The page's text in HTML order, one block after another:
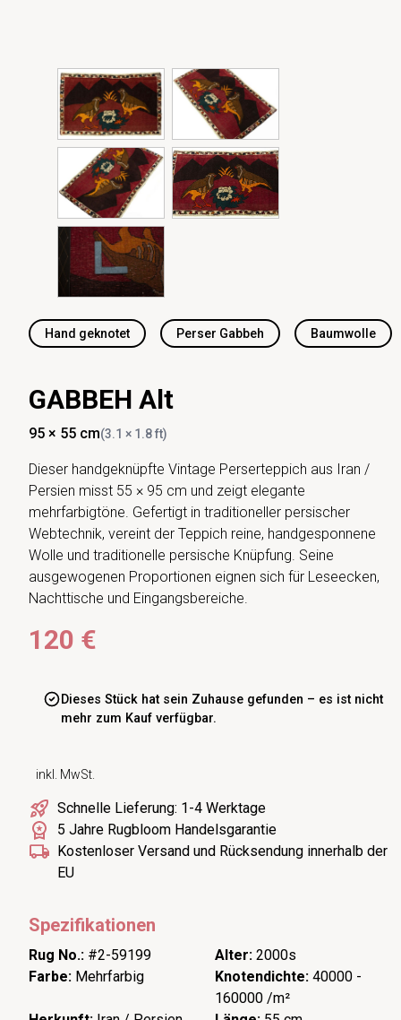
Hand geknotet Perser Gabbeh Baumwolle
GABBEH Alt
95 × 55 cm(3.1 × 1.8 ft)
Dieser handgeknüpfte Vintage Perserteppich aus Iran /
Persien misst 55 × 95 cm und zeigt elegante
mehrfarbigtöne. Gefertigt in traditioneller persischer
Webtechnik, vereint der Teppich reine, handgesponnene
Wolle und traditionelle persische Knüpfung. Seine
ausgewogenen Proportionen eignen sich für Leseecken,
Nachttische und Eingangsbereiche.
120 €
Dieses Stück hat sein Zuhause gefunden – es ist nicht
mehr zum Kauf verfügbar.
inkl. MwSt.
Schnelle Lieferung: 1-4 Werktage
5 Jahre Rugbloom Handelsgarantie
Kostenloser Versand und Rücksendung innerhalb der
EU
Spezifikationen
Rug No.: #2-59199 Alter: 2000s
Farbe: Mehrfarbig Knotendichte: 40000 -
160000 /m²